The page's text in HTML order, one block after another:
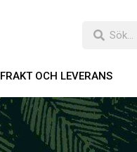
FRAKT OCH LEVERANS